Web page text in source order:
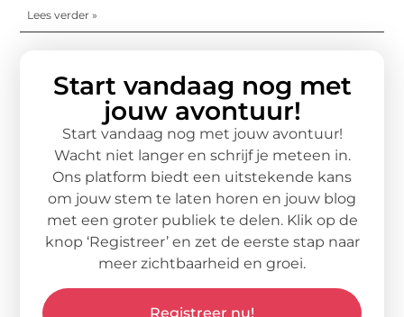
Lees verder »
Start vandaag nog met
jouw avontuur!
Start vandaag nog met jouw avontuur!
Wacht niet langer en schrijf je meteen in.
Ons platform biedt een uitstekende kans
om jouw stem te laten horen en jouw blog
met een groter publiek te delen. Klik op de
knop ‘Registreer’ en zet de eerste stap naar
meer zichtbaarheid en groei.
Registreer nu!